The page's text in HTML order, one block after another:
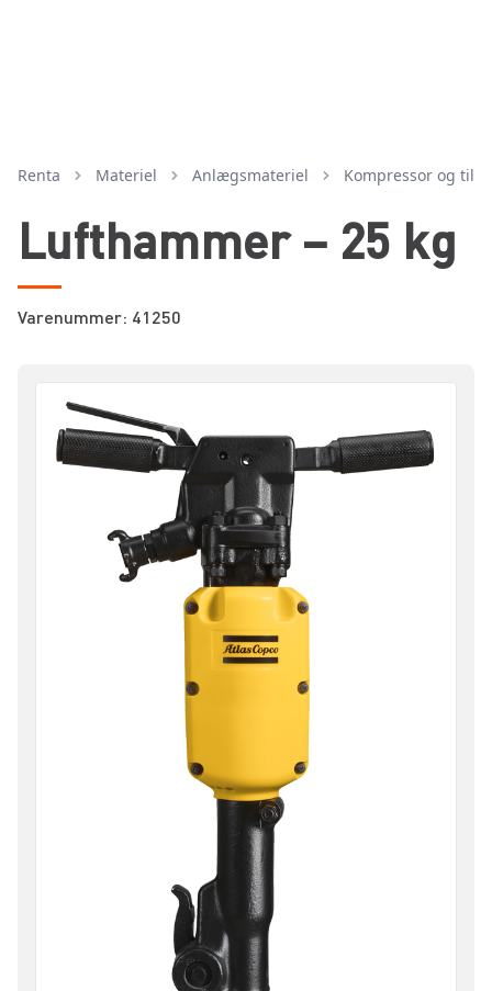
Renta Materiel anlægsmateriel kompressor og
Lufthammer – 25 kg
Varenummer: 41250